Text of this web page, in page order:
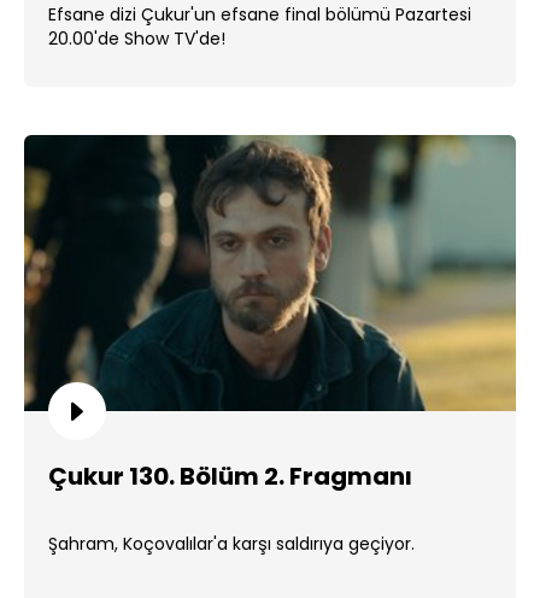
Efsane dizi Çukur'un efsane final bölümü Pazartesi
20.00'de Show TV'de!
Çukur 130. Bölüm 2. Fragmanı
Şahram, Koçovalılar'a karşı saldırıya geçiyor.